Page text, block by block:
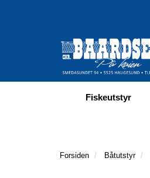
Fiskeutstyr
Forsiden Båtutstyr